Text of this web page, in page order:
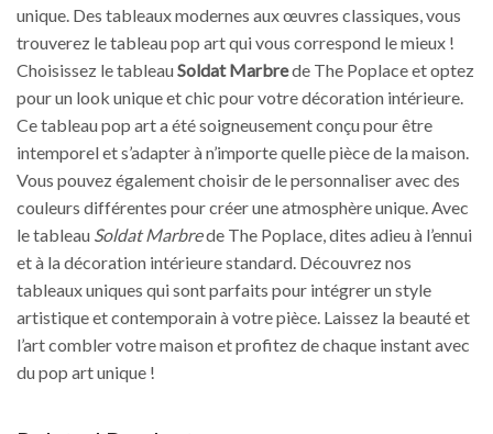
unique. Des tableaux modernes aux œuvres classiques, vous
trouverez le tableau pop art qui vous correspond le mieux !
Choisissez le tableauSoldat Marbrede The Poplace et optez
pour un look unique et chic pour votre décoration intérieure.
Ce tableau pop art a été soigneusement conçu pour être
intemporel et s’adapter à n’importe quelle pièce de la maison.
Vous pouvez également choisir de le personnaliser avec des
couleurs différentes pour créer une atmosphère unique. Avec
le tableau Soldat Marbrede The Poplace, dites adieu à l’ennui
et à la décoration intérieure standard. Découvrez nos
tableaux uniques qui sont parfaits pour intégrer un style
artistique et contemporain à votre pièce. Laissez la beauté et
l’art combler votre maison et profitez de chaque instant avec
du pop art unique !